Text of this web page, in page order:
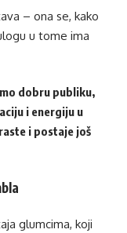
– ona se, kako
u tome ima
dobru publiku,
i energiju u
i postaje još
glumcima, koji